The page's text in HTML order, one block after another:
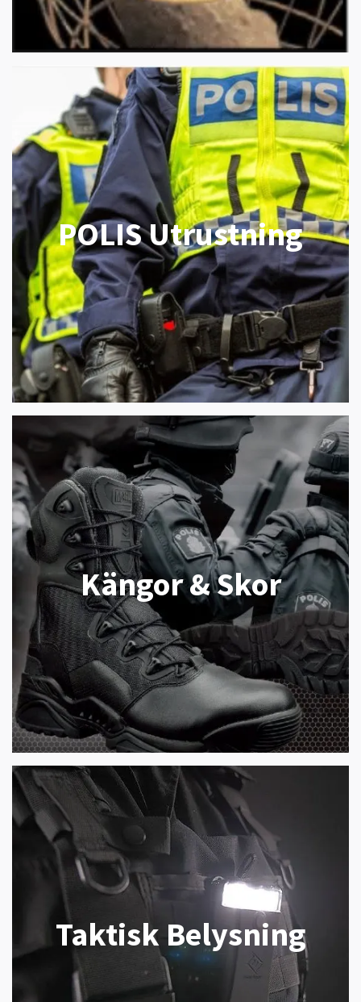
POLIS Utrustning
Kängor & Skor
Taktisk Belysning